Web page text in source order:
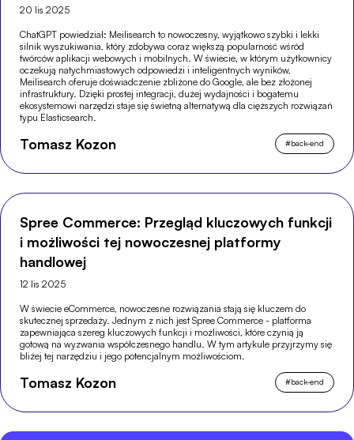
20 lis 2025
ChatGPT powiedział: Meilisearch to nowoczesny, wyjątkowo szybki i lekki
silnik wyszukiwania, który zdobywa coraz większą popularność wśród
twórców aplikacji webowych i mobilnych. W świecie, w którym użytkownicy
oczekują natychmiastowych odpowiedzi i inteligentnych wyników,
Meilisearch oferuje doświadczenie zbliżone do Google, ale bez złożonej
infrastruktury. Dzięki prostej integracji, dużej wydajności i bogatemu
ekosystemowi narzędzi staje się świetną alternatywą dla cięższych rozwiązań
typu Elasticsearch.
Tomasz Kozon #back-end
Spree Commerce: Przegląd kluczowych funkcji
i możliwości tej nowoczesnej platformy
handlowej
12 lis 2025
W świecie eCommerce, nowoczesne rozwiązania stają się kluczem do
skutecznej sprzedaży. Jednym z nich jest Spree Commerce - platforma
zapewniająca szereg kluczowych funkcji i możliwości, które czynią ją
gotową na wyzwania współczesnego handlu. W tym artykule przyjrzymy się
bliżej tej narzędziu i jego potencjalnym możliwościom.
Tomasz Kozon #back-end